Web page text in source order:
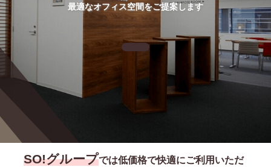
最適なオフィス空間をご提案します
SO!グループでは低価格で快適にご利用いただ